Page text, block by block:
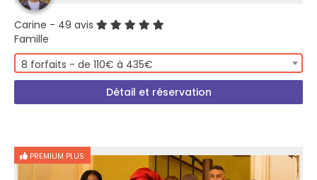
Carine - 49 avis
Famille
8 forfaits - de 110€ à 435€
Détail et réservation
PREMIUM PLUS